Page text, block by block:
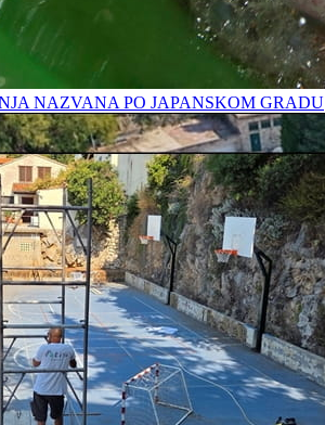
NAZVANA PO JAPANSKOM GRADU